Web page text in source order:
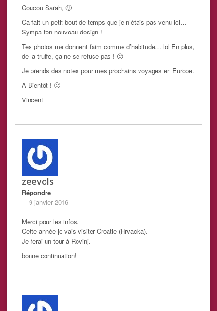
Coucou Sarah, 🙂
Ca fait un petit bout de temps que je n’étais pas venu ici…
Sympa ton nouveau design !
Tes photos me donnent faim comme d’habitude… lol En plus,
de la truffe, ça ne se refuse pas ! 😛
Je prends des notes pour mes prochains voyages en Europe.
A Bientôt ! 🙂
Vincent
zeevols
Répondre
9 janvier 2016
Merci pour les infos.
Cette année je vais visiter Croatie (Hrvacka).
Je ferai un tour à Rovinj.
bonne continuation!